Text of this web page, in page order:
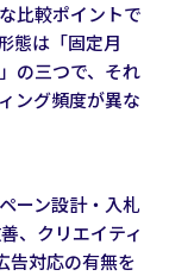
比較ポイントで
態は「固定月
の三つで、それ
ング頻度が異な
ーン設計・入札
、クリエイティ
告対応の有無を